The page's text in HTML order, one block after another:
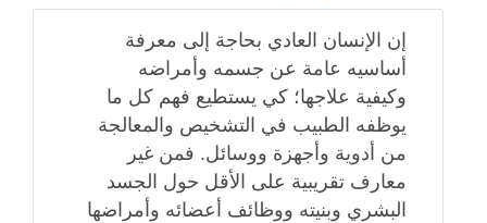
إن الإنسان العادي بحاجة إلى معرفة
أساسيه عامة عن جسمه وأمراضه
وكيفية علاجها؛ كي يستطيع فهم كل ما
يوظفه الطبيب في التشخيص والمعالجة
من أدوية وأجهزة ووسائل. فمن غير
معارف تقريبية على الأقل حول الجسد
البشري وبنيته ووظائف أعضائه وأمراضها